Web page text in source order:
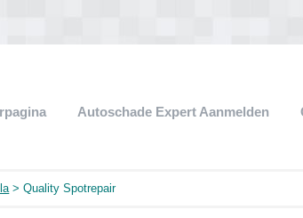
Autoschade Expert Aanmelden
> Quality Spotrepair